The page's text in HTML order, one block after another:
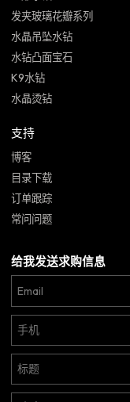
发夹玻璃花瓣系列
水晶吊坠水钻
水钻凸面宝石
K9水钻
水晶烫钻
支持
博客
目录下载
订单跟踪
常问问题
给我发送求购信息